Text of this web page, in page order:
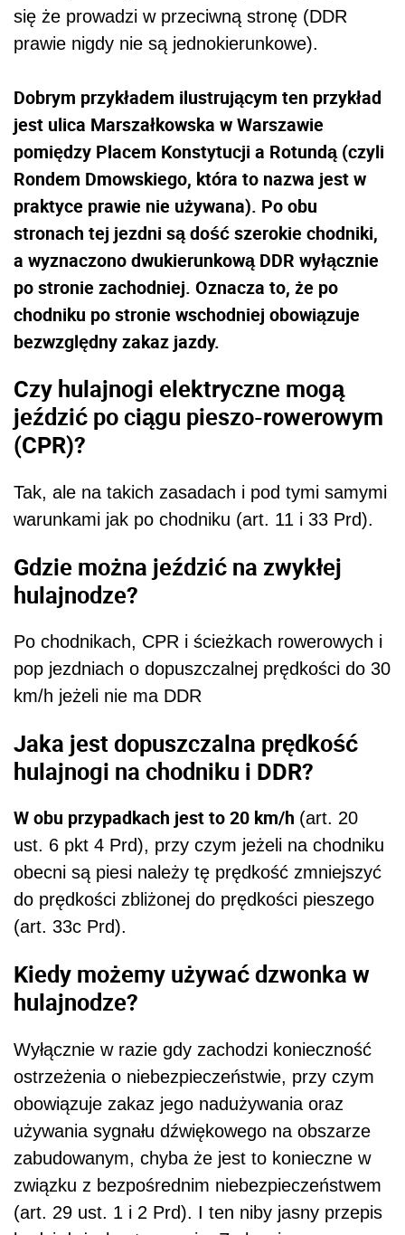
się że prowadzi w przeciwną stronę (DDR
prawie nigdy nie są jednokierunkowe).
Dobrym przykładem ilustrującym ten przykład
jest ulica Marszałkowska w Warszawie
pomiędzy Placem Konstytucji a Rotundą (czyli
Rondem Dmowskiego, która to nazwa jest w
praktyce prawie nie używana). Po obu
stronach tej jezdni są dość szerokie chodniki,
a wyznaczono dwukierunkową DDR wyłącznie
po stronie zachodniej. Oznacza to, że po
chodniku po stronie wschodniej obowiązuje
bezwzględny zakaz jazdy.
Czy hulajnogi elektryczne mogą
jeździć po ciągu pieszo-rowerowym
(CPR)?
Tak, ale na takich zasadach i pod tymi samymi
warunkami jak po chodniku (art. 11 i 33 Prd).
Gdzie można jeździć na zwykłej
hulajnodze?
Po chodnikach, CPR i ścieżkach rowerowych i
pop jezdniach o dopuszczalnej prędkości do 30
km/h jeżeli nie ma DDR
Jaka jest dopuszczalna prędkość
hulajnogi na chodniku i DDR?
W obu przypadkach jest to 20 km/h (art. 20
ust. 6 pkt 4 Prd), przy czym jeżeli na chodniku
obecni są piesi należy tę prędkość zmniejszyć
do prędkości zbliżonej do prędkości pieszego
(art. 33c Prd).
Kiedy możemy używać dzwonka w
hulajnodze?
Wyłącznie w razie gdy zachodzi konieczność
ostrzeżenia o niebezpieczeństwie, przy czym
obowiązuje zakaz jego nadużywania oraz
używania sygnału dźwiękowego na obszarze
zabudowanym, chyba że jest to konieczne w
związku z bezpośrednim niebezpieczeństwem
(art. 29 ust. 1 i 2 Prd). I ten niby jasny przepis